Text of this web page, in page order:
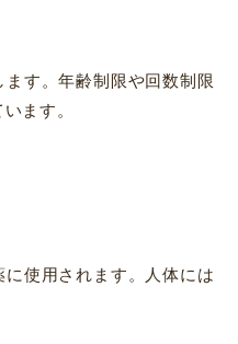
す。年齢制限や回数制限
ます。
使用されます。人体には